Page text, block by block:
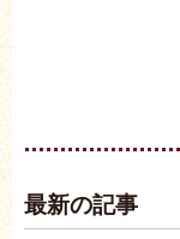
最新の記事